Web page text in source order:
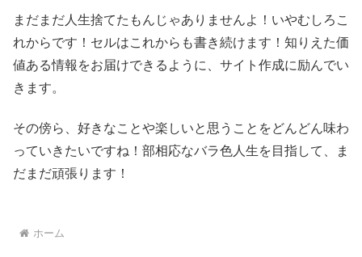
まだまだ人生捨てたもんじゃありませんよ！いやむしろこ
れからです！セルはこれからも書き続けます！知りえた価
値ある情報をお届けできるように、サイト作成に励んでい
きます。
その傍ら、好きなことや楽しいと思うことをどんどん味わ
っていきたいですね！部相応なバラ色人生を目指して、ま
だまだ頑張ります！
ホーム